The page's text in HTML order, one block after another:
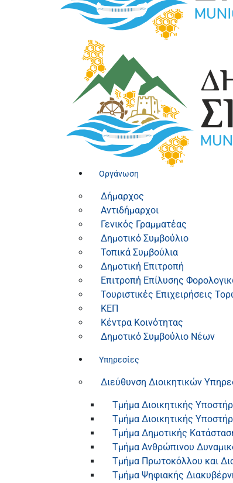
Οργάνωση
Δήμαρχος
Αντιδήμαρχοι
Γενικός Γραμματέας
Δημοτικό Συμβούλιο
Τοπικά Συμβούλια
Δημοτική Επιτροπή
Επιτροπή Επίλυσης
Τουριστικές Επιχειρήσεις
ΚΕΠ
Κέντρα Κοινότητας
Δημοτικό Συμβούλιο Νέων
Υπηρεσίες
Διεύθυνση Διοικητικών
Τμήμα Διοικητικής
Τμήμα Διοικητικής
Τμήμα Δημοτικής
Τμήμα Ανθρώπινου
Τμήμα Πρωτοκόλλου και
Τμήμα Ψηφιακής